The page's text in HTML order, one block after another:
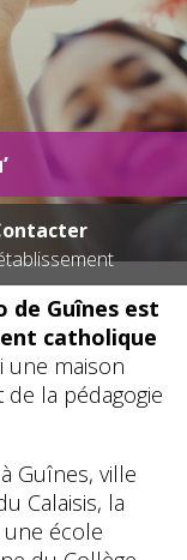
de Guînes est
catholique
une maison
la pédagogie
Guînes, ville
Calaisis, la
école